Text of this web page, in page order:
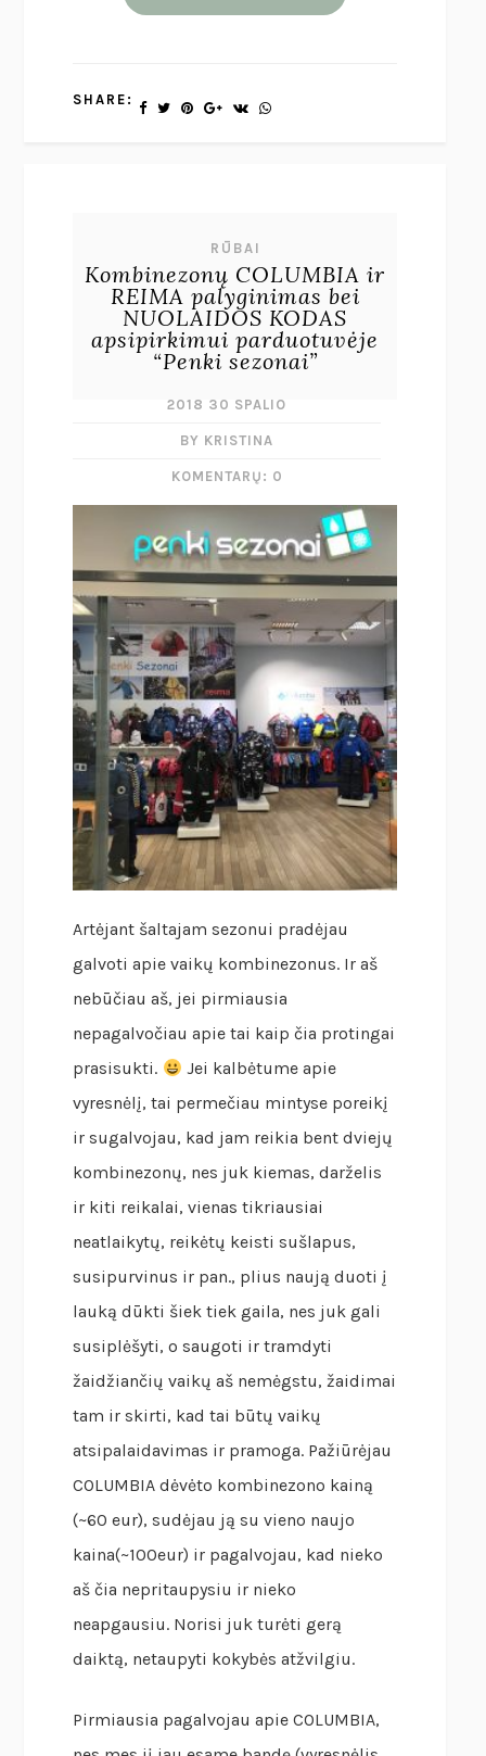
SHARE:
RŪBAI
Kombinezonų COLUMBIA ir
REIMA palyginimas bei
NUOLAIDOS KODAS
apsipirkimui parduotuvėje
“Penki sezonai”
2018 30 SPALIO
BY KRISTINA
KOMENTARŲ: 0
Artėjant šaltajam sezonui pradėjau
galvoti apie vaikų kombinezonus. Ir aš
nebūčiau aš, jei pirmiausia
nepagalvočiau apie tai kaip čia protingai
prasisukti.
Jei kalbėtume apie
vyresnėlį, tai permečiau mintyse poreikį
ir sugalvojau, kad jam reikia bent dviejų
kombinezonų, nes juk kiemas, darželis
ir kiti reikalai, vienas tikriausiai
neatlaikytų, reikėtų keisti sušlapus,
susipurvinus ir pan., plius naują duoti į
lauką dūkti šiek tiek gaila, nes juk gali
susiplėšyti, o saugoti ir tramdyti
žaidžiančių vaikų aš nemėgstu, žaidimai
tam ir skirti, kad tai būtų vaikų
atsipalaidavimas ir pramoga. Pažiūrėjau
COLUMBIA dėvėto kombinezono kainą
(~60 eur), sudėjau ją su vieno naujo
kaina(~100eur) ir pagalvojau, kad nieko
aš čia nepritaupysiu ir nieko
neapgausiu. Norisi juk turėti gerą
daiktą, netaupyti kokybės atžvilgiu.
Pirmiausia pagalvojau apie COLUMBIA,